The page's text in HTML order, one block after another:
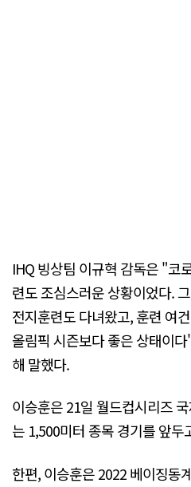
IHQ 빙상팀 이규혁 감독은 "코
련도 조심스러운 상황이었다.
전지훈련도 다녀왔고, 훈련 여
올림픽 시즌보다 좋은 상태이
해 말했다.
이승훈은 21일 월드컵시리즈
는 1,500미터 종목 경기를 앞두
한편, 이승훈은 2022 베이징동